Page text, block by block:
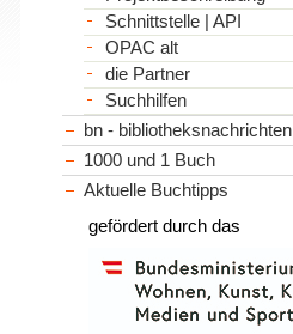
Schnittstelle | API
OPAC alt
die Partner
Suchhilfen
bn - bibliotheksnachrichten
1000 und 1 Buch
Aktuelle Buchtipps
gefördert durch das